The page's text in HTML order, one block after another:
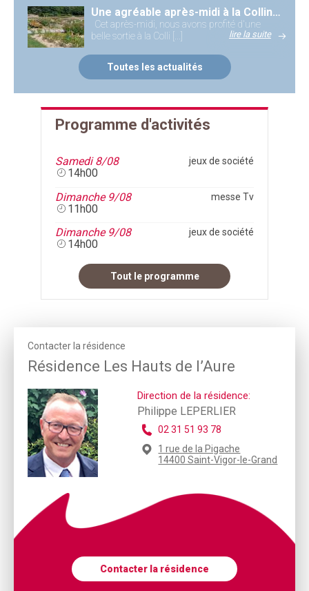
Une agréable après-midi à la Colline aux Oiseaux
Cet après-midi, nous avons profité d'une
belle sortie à la Colli [...]
lire la suite
Toutes les actualités
Programme d'activités
Samedi 8/08
14h00
jeux de société
Dimanche 9/08
11h00
messe Tv
Dimanche 9/08
14h00
jeux de société
Tout le programme
Contacter la résidence
Résidence Les Hauts de l’Aure
Direction de la résidence:
Philippe LEPERLIER
02 31 51 93 78
1 rue de la Pigache
14400 Saint-Vigor-le-Grand
Contacter la résidence